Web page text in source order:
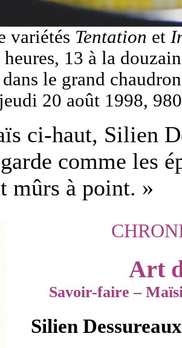
variétés Tentation et
13 à la
le grand
20 août 1998,
ci-haut, Silien
comme les
mûrs à point. »
Art
Savoir-faire–
Silien